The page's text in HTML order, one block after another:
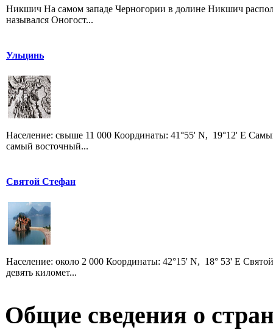
Никшич На самом западе Черногории в долине Никшич
назывался Оногост...
Ульцинь
Население: свыше 11 000 Координаты: 41°55' N, 19°12' E
самый восточный...
Святой Стефан
Население: около 2 000 Координаты: 42°15' N, 18° 53' E
девять километ...
Общие сведения о